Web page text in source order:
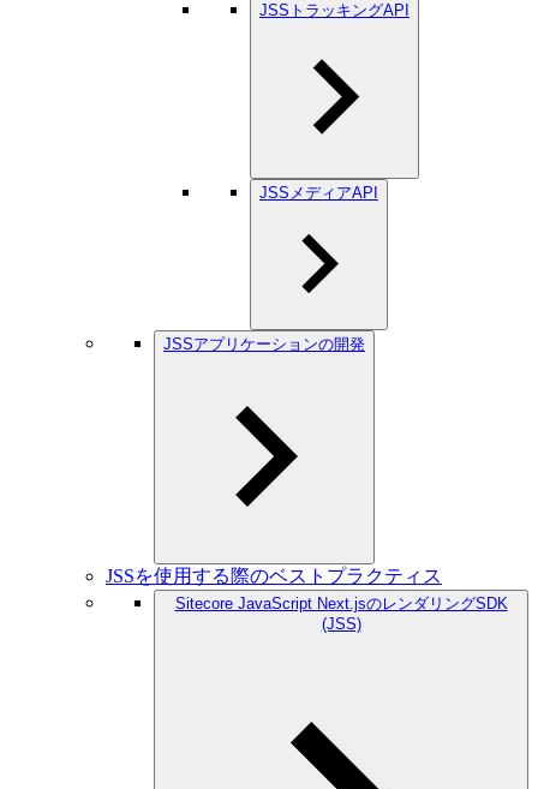
JSSトラッキングAPI
JSSメディアAPI
JSSアプリケーションの開発
JSSを使用する際のベストプラクティス
Sitecore JavaScript Next.jsのレンダリングSDK
(JSS)